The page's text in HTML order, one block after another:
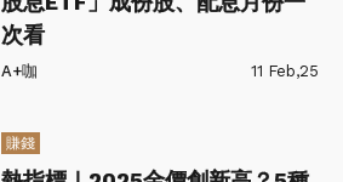
次看
A+咖 11 Feb,25
賺錢